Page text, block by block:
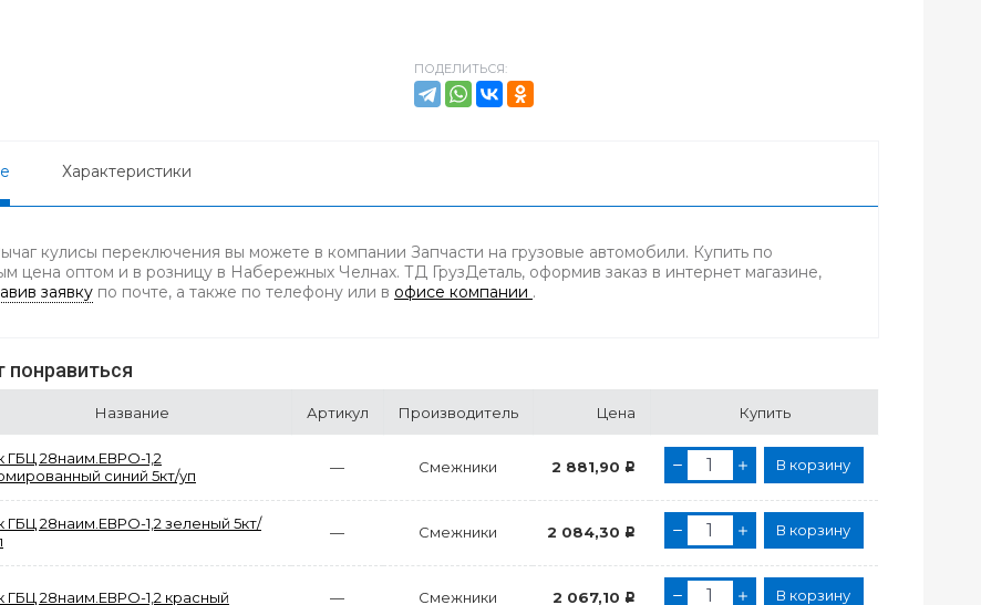
ПОДЕЛИТЬСЯ:
Характеристики
кулисы переключения вы можете в компании Запчасти на грузовые автомобили. Купить по
цена оптом и в розницу в Набережных Челнах. ТД ГрузДеталь, оформив заказ в интернет магазине,
заявку по почте, а также по телефону или в офисе компании .
Название Артикул Производитель Цена Купить
ГБЦ 28наим.ЕВРО-1,2
синий 5кт/уп
— Смежники 2 881,90 Р В корзину
ГБЦ 28наим.ЕВРО-1,2 зеленый 5кт/
— Смежники 2 084,30 Р В корзину
ГБЦ 28наим.ЕВРО-1,2 красный — Смежники 2 067,10 Р В корзину